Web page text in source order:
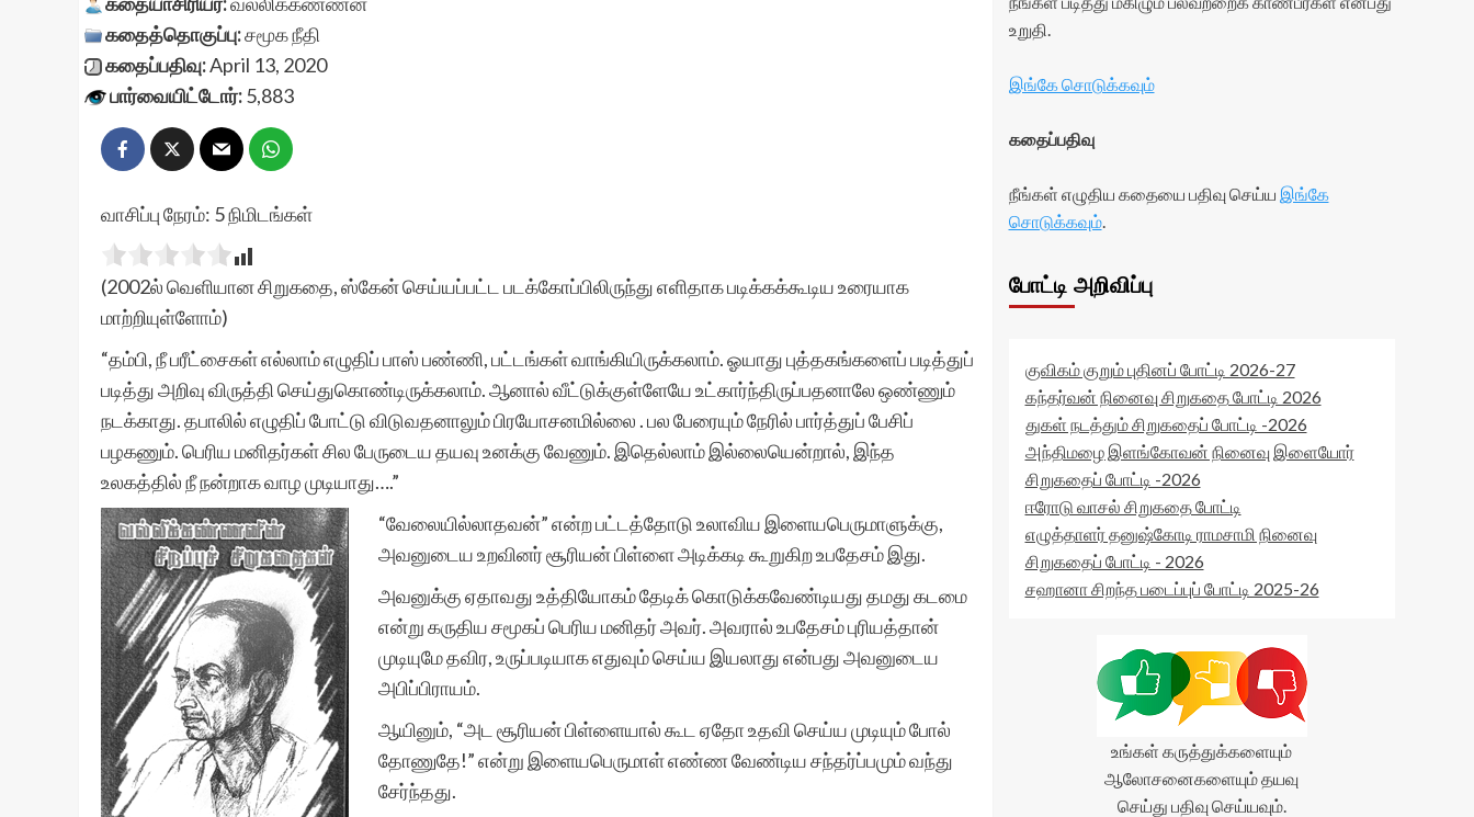
கதைத்தொகுப்பு:சமூக நீதி
கதைப்பதிவு:April 13, 2020
பார்வையிட்டோர்:5,883
வாசிப்பு நேரம்: 5நிமிடங்கள்
(2002ல் வெளியான சிறுகதை, ஸ்கேன் செய்யப்பட்ட படக்கோப்பிலிருந்து எளிதாக படிக்கக்கூடிய உரையாக
மாற்றியுள்ளோம்)
“தம்பி, நீ பரீட்சைகள் எல்லாம் எழுதிப் பாஸ் பண்ணி, பட்டங்கள் வாங்கியிருக்கலாம். ஓயாது புத்தகங்களைப் படித்துப்
படித்து அறிவு விருத்தி செய்துகொண்டிருக்கலாம். ஆனால் வீட்டுக்குள்ளேயே உட்கார்ந்திருப்பதனாலே ஒண்ணும்
நடக்காது. தபாலில் எழுதிப் போட்டு விடுவதனாலும் பிரயோசனமில்லை . பல பேரையும் நேரில் பார்த்துப் பேசிப்
பழகணும். பெரிய மனிதர்கள் சில பேருடைய தயவு உனக்கு வேணும். இதெல்லாம் இல்லையென்றால், இந்த
உலகத்தில் நீ நன்றாக வாழ முடியாது….”
“வேலையில்லாதவன்” என்ற பட்டத்தோடு உலாவிய இளையபெருமாளுக்கு,
அவனுடைய உறவினர் சூரியன் பிள்ளை அடிக்கடி கூறுகிற உபதேசம் இது.
அவனுக்கு ஏதாவது உத்தியோகம் தேடிக் கொடுக்கவேண்டியது தமது கடமை
என்று கருதிய சமூகப் பெரிய மனிதர் அவர். அவரால் உபதேசம் புரியத்தான்
முடியுமே தவிர, உருப்படியாக எதுவும் செய்ய இயலாது என்பது அவனுடைய
அபிப்பிராயம்.
ஆயினும், “அட சூரியன் பிள்ளையால் கூட ஏதோ உதவி செய்ய முடியும் போல்
தோணுதே!” என்று இளையபெருமாள் எண்ண வேண்டிய சந்தர்ப்பமும் வந்து
சேர்ந்தது.
உறுதி.
இங்கே சொடுக்கவும்
கதைப்பதிவு
நீங்கள் எழுதிய கதையை பதிவு செய்ய இங்கே
சொடுக்கவும்.
போட்டி அறிவிப்பு
குவிகம் குறும் புதினப் போட்டி 2026-27
கந்தர்வன் நினைவு சிறுகதை போட்டி 2026
துகள் நடத்தும் சிறுகதைப் போட்டி -2026
அந்திமழை இளங்கோவன் நினைவு இளையோர்
சிறுகதைப் போட்டி -2026
ஈரோடு வாசல் சிறுகதை போட்டி
எழுத்தாளர் தனுஷ்கோடி ராமசாமி நினைவு
சிறுகதைப் போட்டி - 2026
சஹானா சிறந்த படைப்புப் போட்டி 2025-26
உங்கள் கருத்துக்களையும்
ஆலோசனைகளையும் தயவு
செய்து பதிவு செய்யவும்.